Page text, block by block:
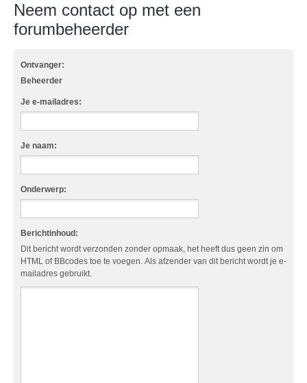
Neem contact op met een
forumbeheerder
Ontvanger:
Beheerder
Je e-mailadres:
Je naam:
Onderwerp:
Berichtinhoud:
Dit bericht wordt verzonden zonder opmaak, het heeft dus geen zin om
HTML of BBcodes toe te voegen. Als afzender van dit bericht wordt je e-
mailadres gebruikt.